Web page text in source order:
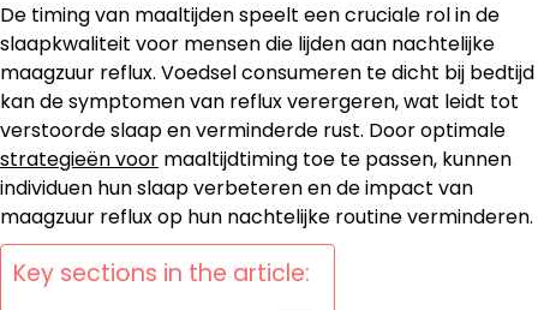
De timing van maaltijden speelt een cruciale rol in de
slaapkwaliteit voor mensen die lijden aan nachtelijke
maagzuur reflux. Voedsel consumeren te dicht bij bedtijd
kan de symptomen van reflux verergeren, wat leidt tot
verstoorde slaap en verminderde rust. Door optimale
strategieën voor maaltijdtiming toe te passen, kunnen
individuen hun slaap verbeteren en de impact van
maagzuur reflux op hun nachtelijke routine verminderen.
Key sections in the article: